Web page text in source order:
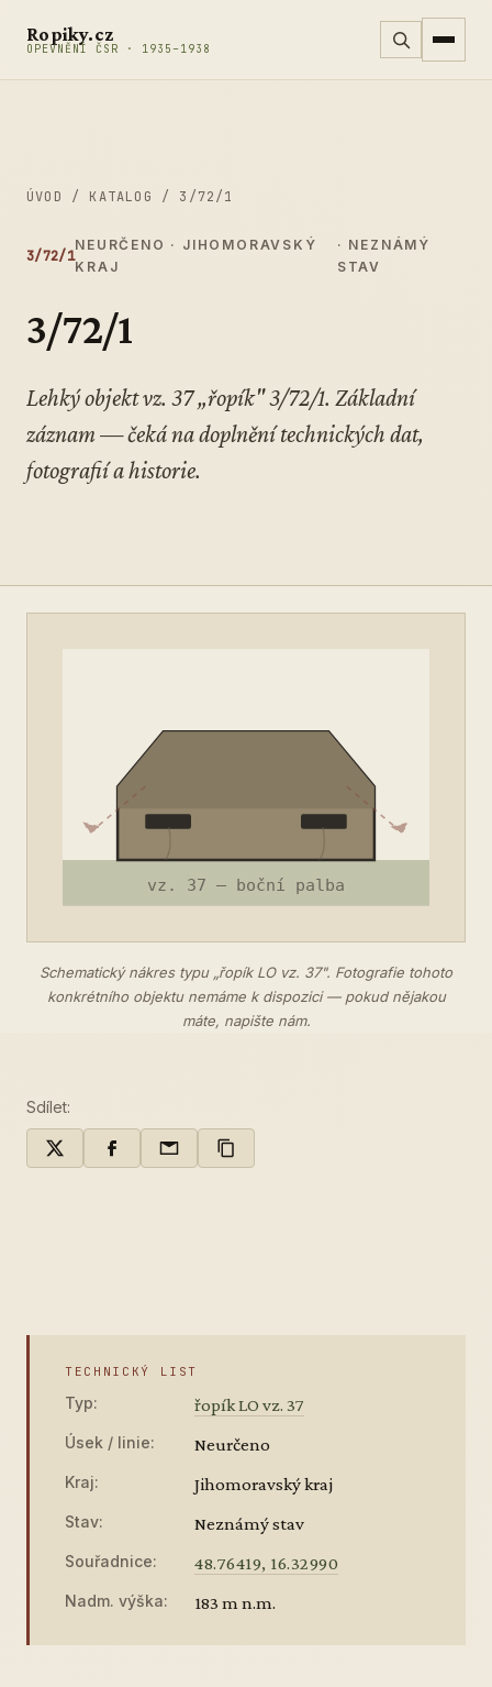
Ropiky.cz
OPEVNĚNÍ ČSR · 1935–1938
ÚVOD / KATALOG / 3/72/1
3/72/1
NEURČENO · JIHOMORAVSKÝ
KRAJ
· NEZNÁMÝ
STAV
3/72/1
Lehký objekt vz. 37 „řopík" 3/72/1. Základní
záznam — čeká na doplnění technických dat,
fotografií a historie.
Schematický nákres typu „řopík LO vz. 37". Fotografie tohoto
konkrétního objektu nemáme k dispozici — pokud nějakou
máte, napište nám.
Sdílet:
TECHNICKÝ LIST
Typ: řopík LO vz. 37
Úsek / linie: Neurčeno
Kraj: Jihomoravský kraj
Stav: Neznámý stav
Souřadnice: 48.76419, 16.32990
Nadm. výška: 183 m n.m.